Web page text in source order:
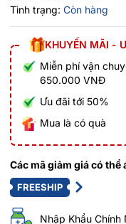
Tình trạng: Còn hàng
KHUYẾN MÃI -
Miễn phí vận
650.000 VNĐ
Ưu đãi tới 50%
Mua là có quà
Các mã giảm giá có thể
FREESHIP
Nhập Khẩu Chính